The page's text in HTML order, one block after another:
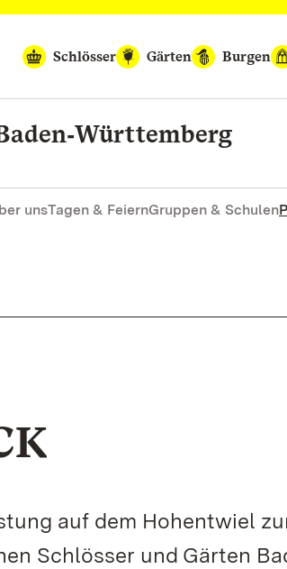
Schlösser
Gärten Burgen
unsTagen & FeiernGruppen & Schulen
auf dem Hohentwiel
Schlösser und Gärten